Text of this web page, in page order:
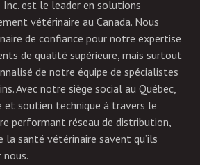
Inc. est le leader en solutions
vétérinaire au Canada. Nous
de confiance pour notre expertise
de qualité supérieure, mais surtout
de notre équipe de spécialistes
Avec notre siège social au Québec,
et soutien technique à travers le
performant réseau de distribution,
la santé vétérinaire savent qu’ils